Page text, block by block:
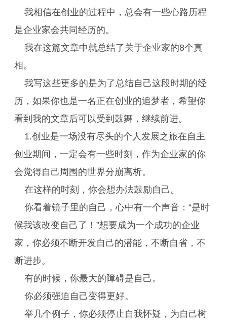
我相信在创业的过程中，总会有一些心路历程
是企业家会共同经历的。
我在这篇文章中就总结了关于企业家的8个真
相。
我写这些更多的是为了总结自己这段时期的经
历，如果你也是一名正在创业的追梦者，希望你
看到我的文章后可以受到鼓舞，继续前进。
1.创业是一场没有尽头的个人发展之旅在自主
创业期间，一定会有一些时刻，作为企业家的你
会觉得自己周围的世界分崩离析。
在这样的时刻，你会想办法鼓励自己。
你看着镜子里的自己，心中有一个声音：“是时
候我该改变自己了！”想要成为一个成功的企业
家，你必须不断开发自己的潜能，不断自省，不
断进步。
有的时候，你最大的障碍是自己。
你必须强迫自己变得更好。
举几个例子，你必须停止自我怀疑，为自己树